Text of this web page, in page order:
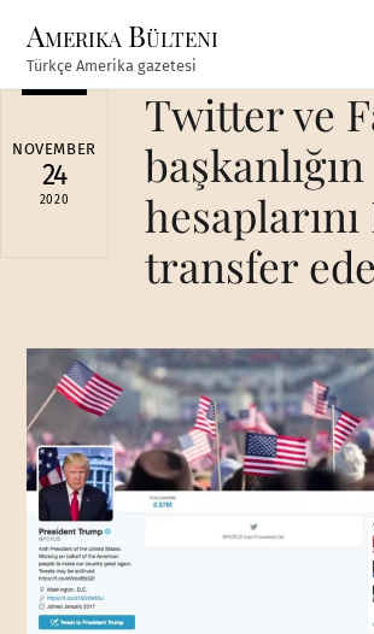
content
Amerika Bülteni
Türkçe Amerika gazetesi
NOVEMBER
24
2020
Twitter ve
hesaplarını
transfer